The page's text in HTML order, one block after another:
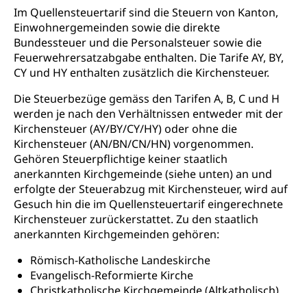
Im Quellensteuertarif sind die Steuern von Kanton,
Einwohnergemeinden sowie die direkte
Bundessteuer und die Personalsteuer sowie die
Feuerwehrersatzabgabe enthalten. Die Tarife AY, BY,
CY und HY enthalten zusätzlich die Kirchensteuer.
Die Steuerbezüge gemäss den Tarifen A, B, C und H
werden je nach den Verhältnissen entweder mit der
Kirchensteuer (AY/BY/CY/HY) oder ohne die
Kirchensteuer (AN/BN/CN/HN) vorgenommen.
Gehören Steuerpflichtige keiner staatlich
anerkannten Kirchgemeinde (siehe unten) an und
erfolgte der Steuerabzug mit Kirchensteuer, wird auf
Gesuch hin die im Quellensteuertarif eingerechnete
Kirchensteuer zurückerstattet. Zu den staatlich
anerkannten Kirchgemeinden gehören:
Römisch-Katholische Landeskirche
Evangelisch-Reformierte Kirche
Suchtprävention
Gesundheitsversorgung
Kranken- und Unfallversicherung
(gruezi.lu.ch)
Krankenversicherung (WAS Luzern)
Existenzsicherung - Sozialhilfe
Soziales und Gesellschaft (Dienststelle)
Opferhilfe
Arbeitslosenversicherung (WAS Luzern)
Invalidenversicherung (WAS Luzern)
Soziale Sicherheit
Sucht und Drogen
Drogenabhängigkeit, Drogensucht,
Medikamentenabhängigkeit,
Arzneimittelabhängigkeit, Suchtkrankheit,
Betäubungsmittel, Suchtmittel, Psychopharmaka
Fachstelle Sucht Region Luzern
Drogen (Polizei)
Sucht
Gesundheitsversorgung
Gesundheitsversorgung, Spital, Pflegeinitiative,
Ambulant vor stationär, AVOS, Patientendossier
Gesundheitsversorgung
AHV / IV
Altersrente, Invalidenrente, Witwenrente,
Sozialversicherung, Vorsorgeeinrichtung,
Pensionskasse, erste Säule, zweite Säule, dritte
Säule, Hilflosenentschädigung,
Ergänzungsleistungen, Altersvorsorge,
Todesfallversicherung